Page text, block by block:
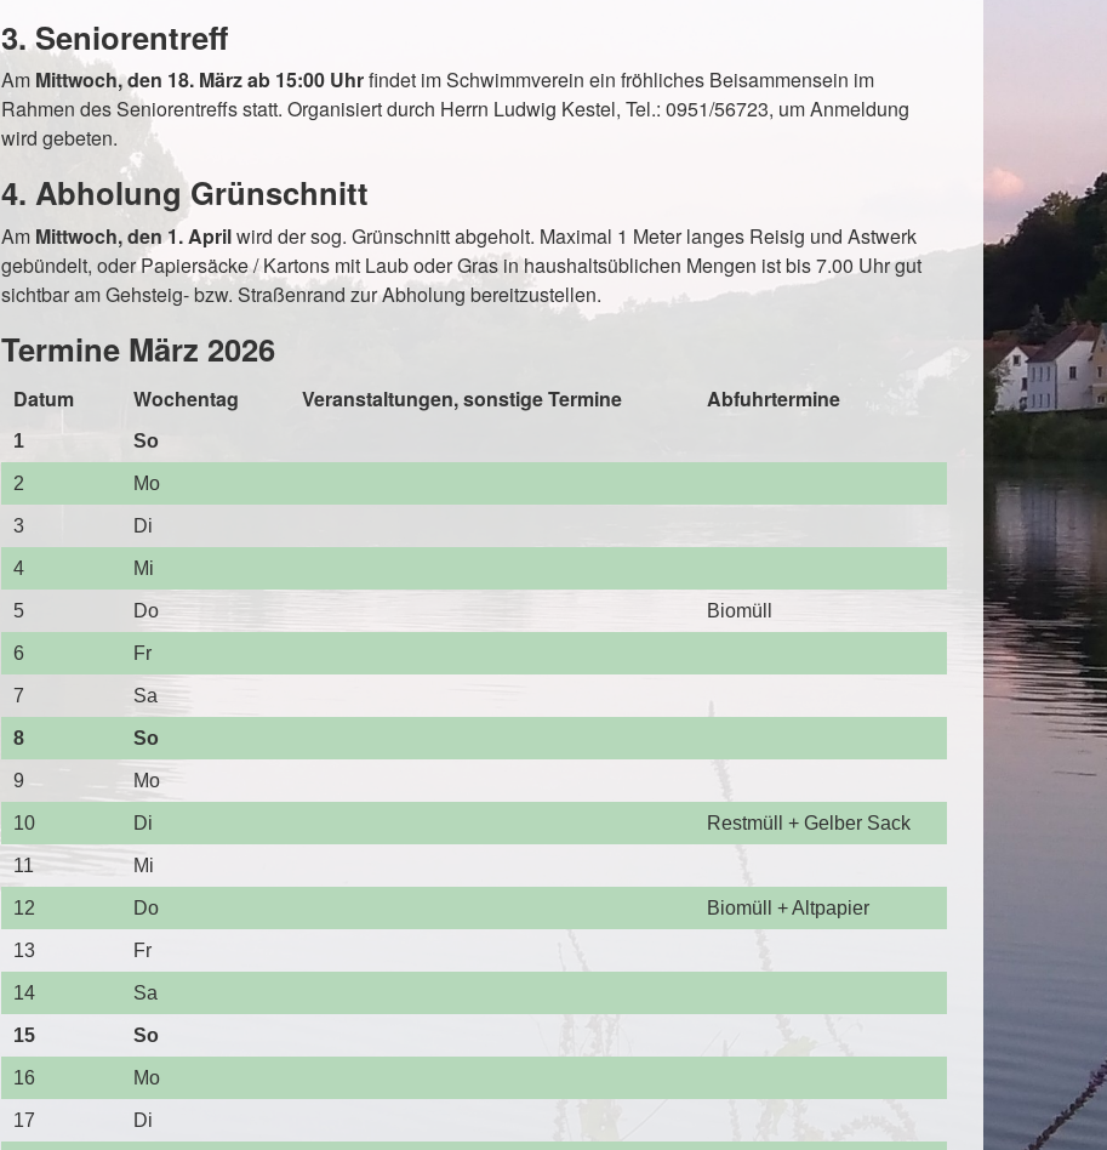
3. Seniorentreff
Am Mittwoch, den 18. März ab 15:00 Uhrfindet im Schwimmverein ein fröhliches Beisammensein im
Rahmen des Seniorentreffs statt. Organisiert durch Herrn Ludwig Kestel, Tel.: 0951/56723, um Anmeldung
wird gebeten.
4. Abholung Grünschnitt
Am Mittwoch, den 1. Aprilwird der sog. Grünschnitt abgeholt. Maximal 1 Meter langes Reisig und Astwerk
gebündelt, oder Papiersäcke / Kartons mit Laub oder Gras in haushaltsüblichen Mengen ist bis 7.00 Uhr gut
sichtbar am Gehsteig- bzw. Straßenrand zur Abholung bereitzustellen.
Termine März 2026
Datum Wochentag Veranstaltungen, sonstige Termine Abfuhrtermine
1 So
2 Mo
3 Di
4 Mi
5 Do Biomüll
6 Fr
7 Sa
8 So
9 Mo
10 Di Restmüll + Gelber Sack
11 Mi
12 Do Biomüll + Altpapier
13 Fr
14 Sa
15 So
16 Mo
17 Di